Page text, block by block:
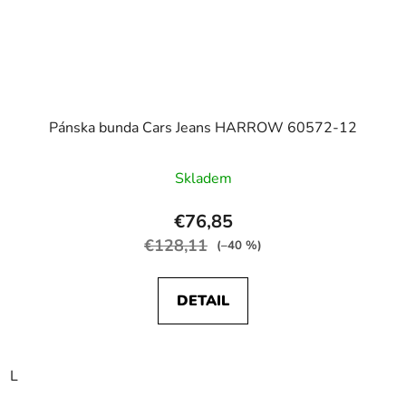
Pánska bunda Cars Jeans HARROW 60572-12
Skladem
€76,85
€128,11 (–40 %)
DETAIL
L